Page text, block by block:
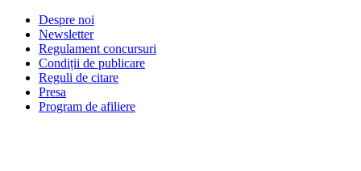
Despre noi
Newsletter
Regulament concursuri
Condiții de publicare
Reguli de citare
Presa
Program de afiliere